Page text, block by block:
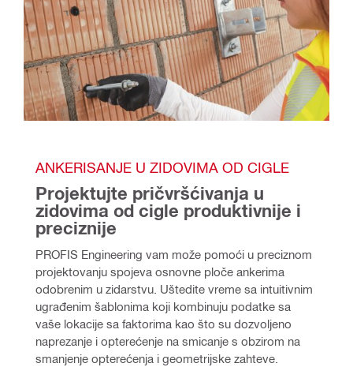
ANKERISANJE U ZIDOVIMA OD CIGLE
Projektujte pričvršćivanja u
zidovima od cigle produktivnije i
preciznije
PROFIS Engineering vam može pomoći u preciznom
projektovanju spojeva osnovne ploče ankerima
odobrenim u zidarstvu. Uštedite vreme sa intuitivnim
ugrađenim šablonima koji kombinuju podatke sa
vaše lokacije sa faktorima kao što su dozvoljeno
naprezanje i opterećenje na smicanje s obzirom na
smanjenje opterećenja i geometrijske zahteve.